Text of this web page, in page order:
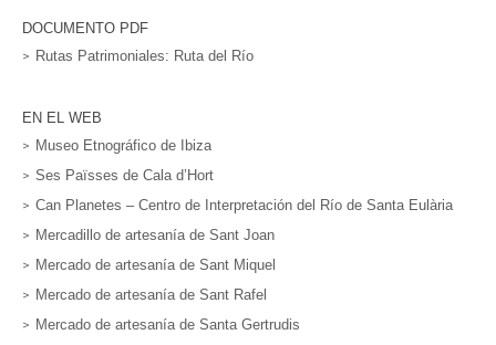
DOCUMENTO PDF
Rutas Patrimoniales: Ruta del Río
EN EL WEB
Museo Etnográfico de Ibiza
Ses Païsses de Cala d’Hort
Can Planetes – Centro de Interpretación del Río de Santa Eulària
Mercadillo de artesanía de Sant Joan
Mercado de artesanía de Sant Miquel
Mercado de artesanía de Sant Rafel
Mercado de artesanía de Santa Gertrudis